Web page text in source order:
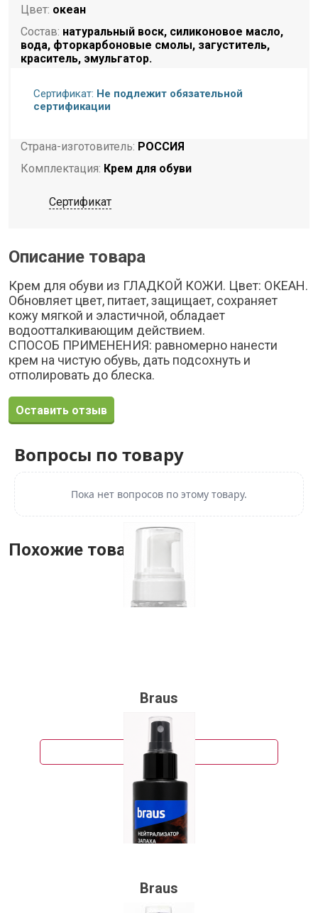
Цвет: океан
Состав: натуральный воск, силиконовое масло,
вода, фторкарбоновые смолы, загуститель,
краситель, эмульгатор.
Торговая марка:Diwax
Страна-изготовитель: РОССИЯ
Комплектация: Крем для обуви
Сертификат
Сертификат: Не подлежит обязательной
сертификации
Описание товара
Крем для обуви из ГЛАДКОЙ КОЖИ. Цвет: ОКЕАН.
Обновляет цвет, питает, защищает, сохраняет
кожу мягкой и эластичной, обладает
водоотталкивающим действием.
СПОСОБ ПРИМЕНЕНИЯ: равномерно нанести
крем на чистую обувь, дать подсохнуть и
отполировать до блеска.
Оставить отзыв
Вопросы по товару
Пока нет вопросов по этому товару.
Похожие товары
Braus
254 руб.
Подробнее
Braus